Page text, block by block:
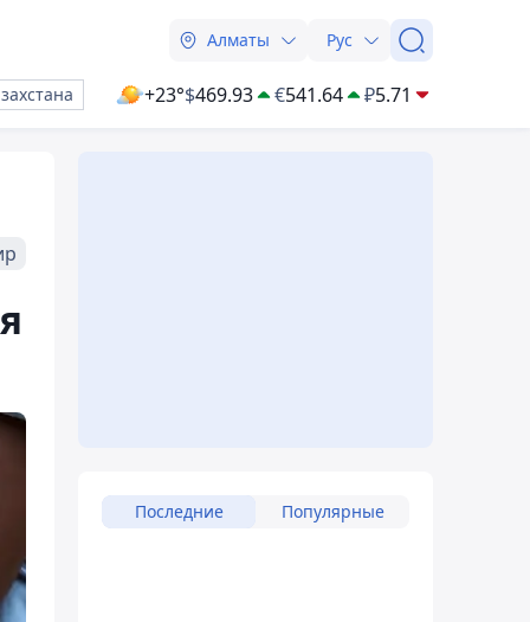
Алматы Рус
+23°$469.93 €541.64 ₽5.71
Последние Популярные